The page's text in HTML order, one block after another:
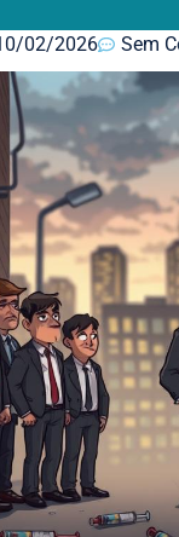
02/2026 Sem